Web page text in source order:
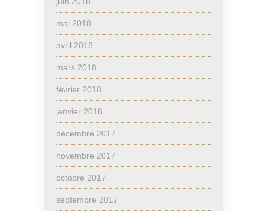
mai 2018
avril 2018
mars 2018
février 2018
janvier 2018
décembre 2017
novembre 2017
octobre 2017
septembre 2017